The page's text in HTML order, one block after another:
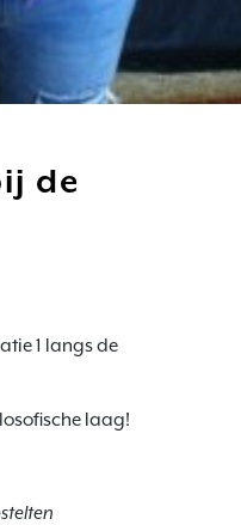
de
1 langs de
laag!